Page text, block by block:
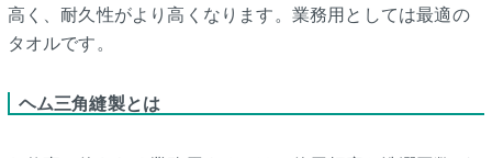
高く、耐久性がより高くなります。業務用としては最適の
タオルです。
ヘム三角縫製とは